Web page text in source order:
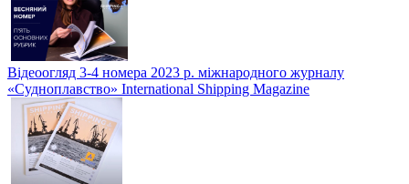
Відеоогляд 3-4 номера 2023 р. міжнародного журналу
«Судноплавство» International Shipping Magazine